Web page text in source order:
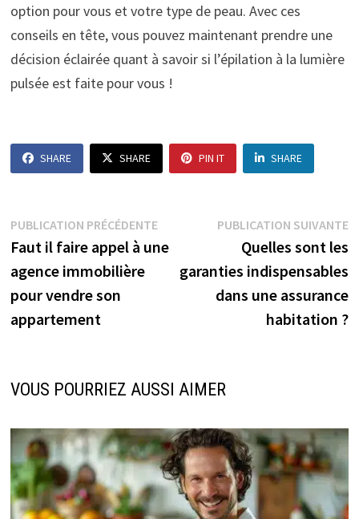
option pour vous et votre type de peau. Avec ces
conseils en tête, vous pouvez maintenant prendre une
décision éclairée quant à savoir si l’épilation à la lumière
pulsée est faite pour vous !
SHARE SHARE PIN IT SHARE
Navigation
de
l’article
PUBLICATION PRÉCÉDENTEPublication
précédente :
Faut il faire appel à une
agence immobilière
pour vendre son
appartement
PUBLICATION SUIVANTE
Quelles sont les
garanties indispensables
dans une assurance
habitation ?
VOUS POURRIEZ AUSSI AIMER